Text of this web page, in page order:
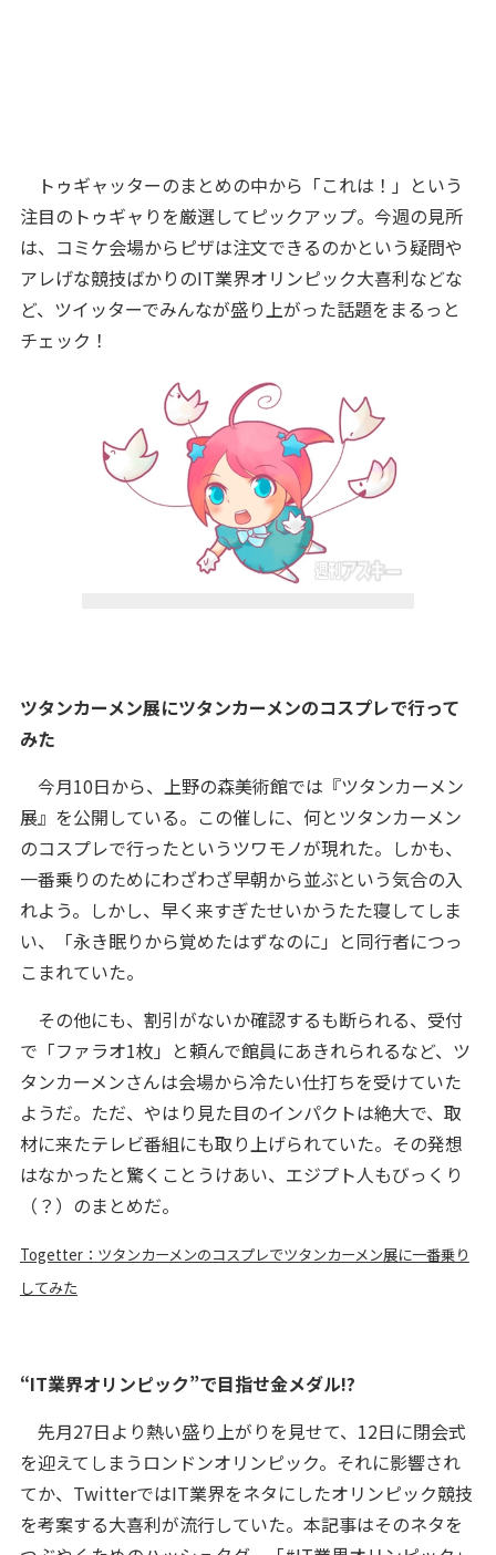
トゥギャッターのまとめの中から「これは！」という
注目のトゥギャりを厳選してピックアップ。今週の見所
は、コミケ会場からピザは注文できるのかという疑問や
アレげな競技ばかりのIT業界オリンピック大喜利などな
ど、ツイッターでみんなが盛り上がった話題をまるっと
チェック！
ツタンカーメン展にツタンカーメンのコスプレで行って
みた
今月10日から、上野の森美術館では『ツタンカーメン
展』を公開している。この催しに、何とツタンカーメン
のコスプレで行ったというツワモノが現れた。しかも、
一番乗りのためにわざわざ早朝から並ぶという気合の入
れよう。しかし、早く来すぎたせいかうたた寝してしま
い、「永き眠りから覚めたはずなのに」と同行者につっ
こまれていた。
その他にも、割引がないか確認するも断られる、受付
で「ファラオ1枚」と頼んで館員にあきれられるなど、ツ
タンカーメンさんは会場から冷たい仕打ちを受けていた
ようだ。ただ、やはり見た目のインパクトは絶大で、取
材に来たテレビ番組にも取り上げられていた。その発想
はなかったと驚くことうけあい、エジプト人もびっくり
（？）のまとめだ。
Togetter：ツタンカーメンのコスプレでツタンカーメン展に一番乗り
してみた
“IT業界オリンピック”で目指せ金メダル!?
先月27日より熱い盛り上がりを見せて、12日に閉会式
を迎えてしまうロンドンオリンピック。それに影響され
てか、TwitterではIT業界をネタにしたオリンピック競技
を考案する大喜利が流行していた。本記事はそのネタを